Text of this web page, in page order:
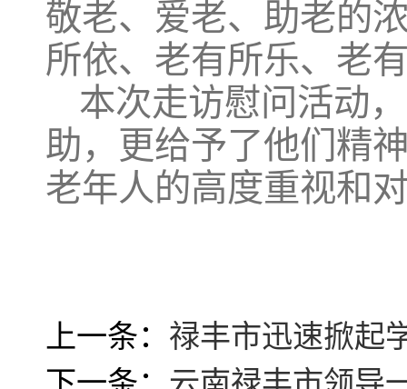
敬老、爱老、助老的
所依、老有所乐、老
本次走访慰问活动
助，更给予了他们精
老年人的高度重视和
上一条： 禄丰市迅速掀起